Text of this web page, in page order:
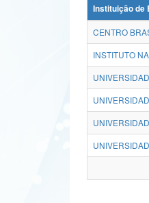
Instituição de
CENTRO
INSTITUTO